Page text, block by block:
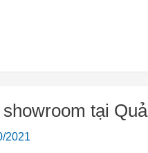
tại
2021